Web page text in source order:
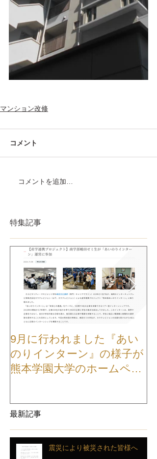
マンション改修
コメント
コメントを追加…
特集記事
9月に行われました『あい
のりインターン』の様子が
熊本学園大学のホームペー
最新記事
震災により被災された皆様へ